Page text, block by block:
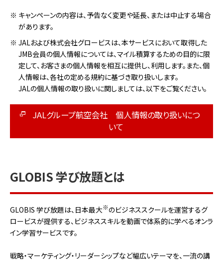
※ キャンペーンの内容は、予告なく変更や延長、または中止する場合
があります。
※ JALおよび株式会社グロービスは、本サービスにおいて取得した
JMB会員の個人情報については、マイル積算するための目的に限
定して、お客さまの個人情報を相互に提供し、利用します。また、個
人情報は、各社の定める規約に基づき取り扱いします。
JALの個人情報の取り扱いに関しましては、以下をご覧ください。
JALグループ航空会社 個人情報の取り扱いにつ
いて
GLOBIS 学び放題とは
GLOBIS 学び放題は、日本最大※のビジネススクールを運営するグ
ロービスが提供する、ビジネススキルを動画で体系的に学べるオンラ
イン学習サービスです。
戦略・マーケティング・リーダーシップなど幅広いテーマを、一流の講